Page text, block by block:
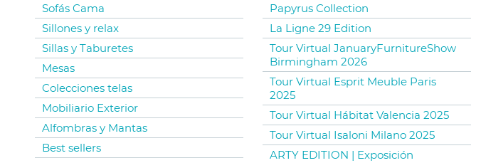
Sofás Cama
Sillones y relax
Sillas y Taburetes
Mesas
Colecciones telas
Mobiliario Exterior
Alfombras y Mantas
Best sellers
Papyrus Collection
La Ligne 29 Edition
Tour Virtual JanuaryFurnitureShow
Birmingham 2026
Tour Virtual Esprit Meuble Paris
2025
Tour Virtual Hábitat Valencia 2025
Tour Virtual Isaloni Milano 2025
ARTY EDITION | Exposición